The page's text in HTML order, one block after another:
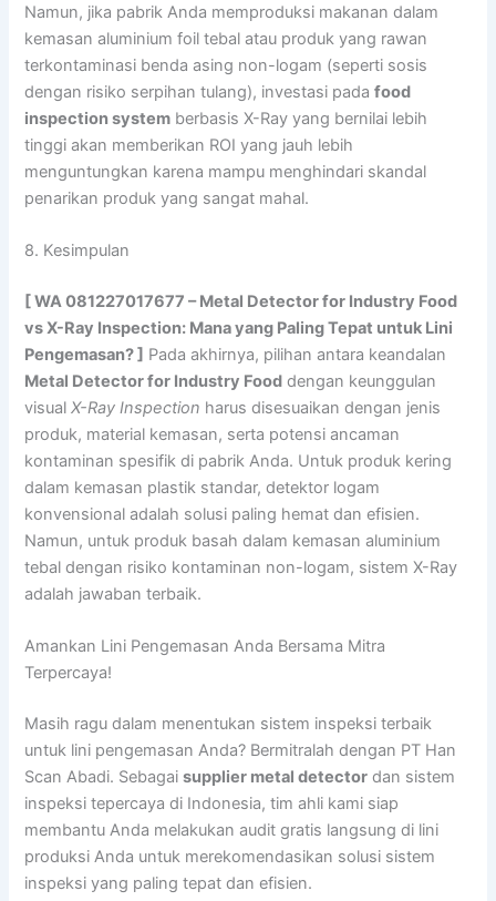
Namun, jika pabrik Anda memproduksi makanan dalam
kemasan aluminium foil tebal atau produk yang rawan
terkontaminasi benda asing non-logam (seperti sosis
dengan risiko serpihan tulang), investasi padafood
inspection system berbasis X-Ray yang bernilai lebih
tinggi akan memberikan ROI yang jauh lebih
menguntungkan karena mampu menghindari skandal
penarikan produk yang sangat mahal.
8. Kesimpulan
[ WA 081227017677 – Metal Detector for Industry Food
vs X-Ray Inspection: Mana yang Paling Tepat untuk Lini
Pengemasan? ] Pada akhirnya, pilihan antara keandalan
Metal Detector for Industry Food dengan keunggulan
visualX-Ray Inspection harus disesuaikan dengan jenis
produk, material kemasan, serta potensi ancaman
kontaminan spesifik di pabrik Anda. Untuk produk kering
dalam kemasan plastik standar, detektor logam
konvensional adalah solusi paling hemat dan efisien.
Namun, untuk produk basah dalam kemasan aluminium
tebal dengan risiko kontaminan non-logam, sistem X-Ray
adalah jawaban terbaik.
Amankan Lini Pengemasan Anda Bersama Mitra
Terpercaya!
Masih ragu dalam menentukan sistem inspeksi terbaik
untuk lini pengemasan Anda? Bermitralah dengan PT Han
Scan Abadi. Sebagaisupplier metal detector dan sistem
inspeksi tepercaya di Indonesia, tim ahli kami siap
membantu Anda melakukan audit gratis langsung di lini
produksi Anda untuk merekomendasikan solusi sistem
inspeksi yang paling tepat dan efisien.